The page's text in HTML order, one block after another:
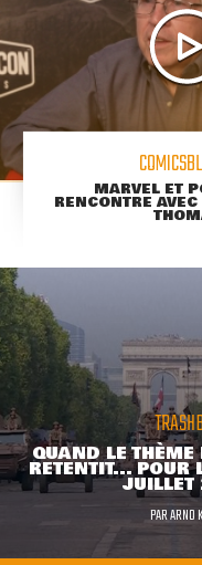
MARVEL ET
RENCONTRE
QUAND LE
RETENTIT... POUR
PARARNO